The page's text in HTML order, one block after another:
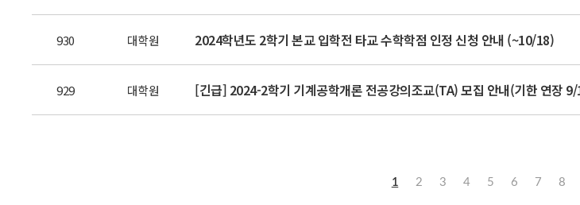
930 대학원 2024학년도 2학기 본교 입학전 타교 수학학점 인정 신청 안내 (~10/18)
929 대학원 [긴급] 2024-2학기 기계공학개론 전공강의조교(TA) 모집 안내(기한 연장
1 2 3 4 5 6 7 8